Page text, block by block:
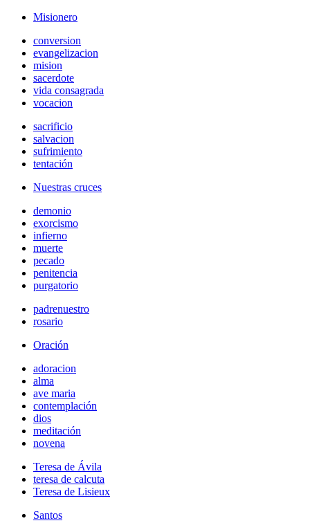
Misionero
conversion
evangelizacion
mision
sacerdote
vida consagrada
vocacion
sacrificio
salvacion
sufrimiento
tentación
Nuestras cruces
demonio
exorcismo
infierno
muerte
pecado
penitencia
purgatorio
padrenuestro
rosario
Oración
adoracion
alma
ave maria
contemplación
dios
meditación
novena
Teresa de Ávila
teresa de calcuta
Teresa de Lisieux
Santos